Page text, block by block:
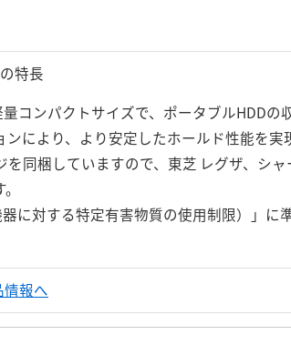
特長
コンパクトサイズで、ポータブルHDDの
により、より安定したホールド性能を実
同梱していますので、東芝 レグザ、シ
に対する特定有害物質の使用制限）」に
情報へ